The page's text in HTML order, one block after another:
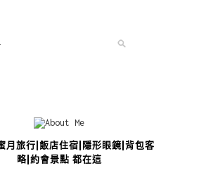
月旅行|飯店住宿|隱形眼鏡|背包客攻
略|約會景點 都在這